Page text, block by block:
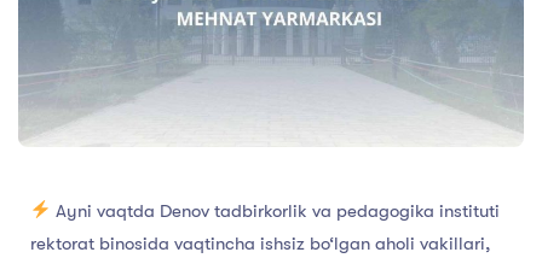
Ayni vaqtda Denov tadbirkorlik va pedagogika instituti
rektorat binosida vaqtincha ishsiz bo‘lgan aholi vakillari,